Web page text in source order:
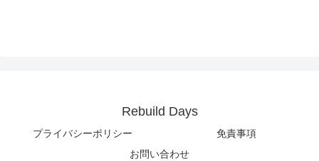
Rebuild Days
プライバシーポリシー
免責事項
お問い合わせ